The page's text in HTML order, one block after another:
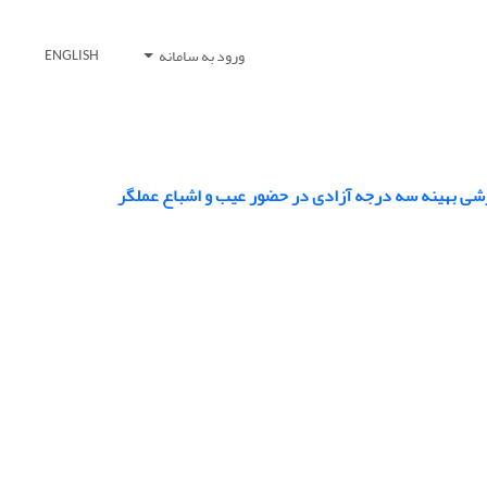
ورود به سامانه ENGLISH